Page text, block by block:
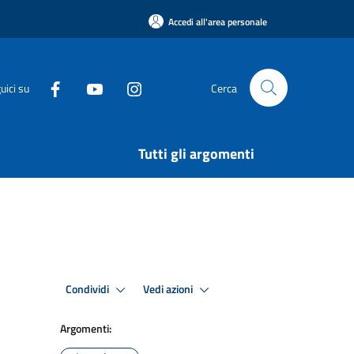
Accedi all'area personale
su Cerca
Tutti gli argomenti
Condividi Vedi azioni
Argomenti: